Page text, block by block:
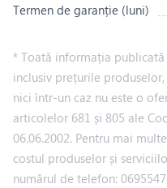
Termen de garanție (luni)
* Toată informația
inclusiv prețurile
nici într-un caz nu este o
articolelor 681 și 805 ale
06.06.2002. Pentru mai
costul produselor și
numărul de telefon: